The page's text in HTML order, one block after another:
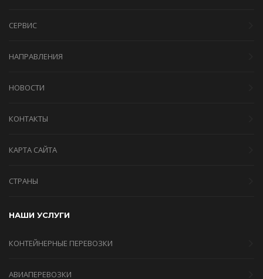
СЕРВИС
НАПРАВЛЕНИЯ
НОВОСТИ
КОНТАКТЫ
КАРТА САЙТА
СТРАНЫ
НАШИ УСЛУГИ
КОНТЕЙНЕРНЫЕ ПЕРЕВОЗКИ
АВИАПЕРЕВОЗКИ